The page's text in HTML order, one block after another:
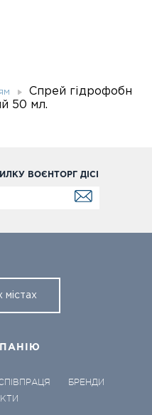
Спрей гідрофобн
50 мл.
ВОЄНТОРГ ДІСІ
містах
БРЕНДИ